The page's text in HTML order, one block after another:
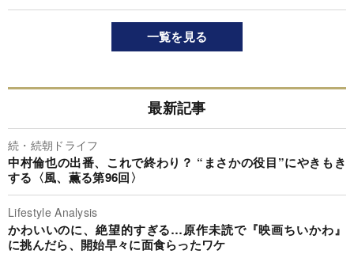
一覧を見る
最新記事
続・続朝ドライフ
中村倫也の出番、これで終わり？ “まさかの役目”にやきもき
する〈風、薫る第96回〉
Lifestyle Analysis
かわいいのに、絶望的すぎる…原作未読で『映画ちいかわ』
に挑んだら、開始早々に面食らったワケ